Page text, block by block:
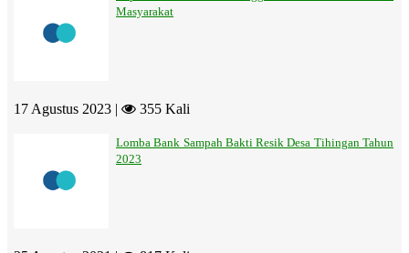
Masyarakat
17 Agustus 2023 | 355 Kali
Lomba Bank Sampah Bakti Resik Desa Tihingan Tahun
2023